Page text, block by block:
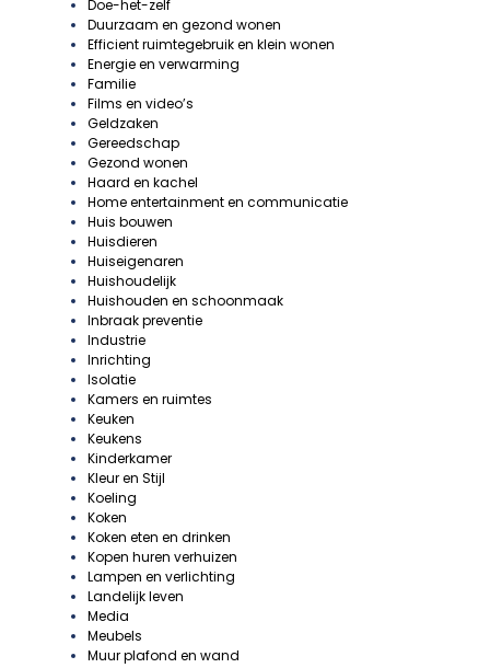
Doe-het-zelf
Duurzaam en gezond wonen
Efficient ruimtegebruik en klein wonen
Energie en verwarming
Familie
Films en video’s
Geldzaken
Gereedschap
Gezond wonen
Haard en kachel
Home entertainment en communicatie
Huis bouwen
Huisdieren
Huiseigenaren
Huishoudelijk
Huishouden en schoonmaak
Inbraak preventie
Industrie
Inrichting
Isolatie
Kamers en ruimtes
Keuken
Keukens
Kinderkamer
Kleur en Stijl
Koeling
Koken
Koken eten en drinken
Kopen huren verhuizen
Lampen en verlichting
Landelijk leven
Media
Meubels
Muur plafond en wand